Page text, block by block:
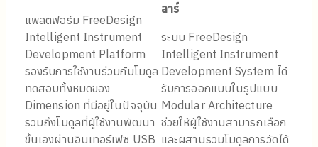
แพลตฟอร์ม FreeDesign
Intelligent Instrument
Development Platform
รองรับการใช้งานร่วมกับโมดูล
ทดสอบทั้งหมดของ
Dimension ที่มีอยู่ในปัจจุบัน
รวมถึงโมดูลที่ผู้ใช้งานพัฒนา
ขึ้นเองผ่านอินเทอร์เฟซ USB
ลาร์
ระบบ FreeDesign
Intelligent Instrument
Development System ได้
รับการออกแบบในรูปแบบ
Modular Architecture
ช่วยให้ผู้ใช้งานสามารถเลือก
และผสานรวมโมดูลการวัดได้